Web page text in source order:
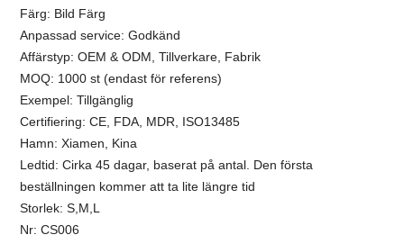
Färg: Bild Färg
Anpassad service: Godkänd
Affärstyp: OEM & ODM, Tillverkare, Fabrik
MOQ: 1000 st (endast för referens)
Exempel: Tillgänglig
Certifiering: CE, FDA, MDR, ISO13485
Hamn: Xiamen, Kina
Ledtid: Cirka 45 dagar, baserat på antal. Den första
beställningen kommer att ta lite längre tid
Storlek: S,M,L
Nr: CS006